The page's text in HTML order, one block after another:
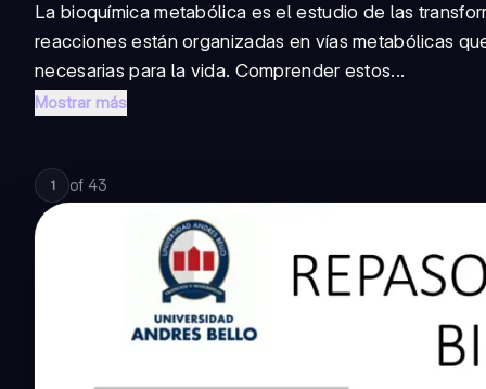
La bioquímica metabólica es el estudio de las
reacciones están organizadas en vías metabólicas
necesarias para la vida. Comprender estos...
Mostrar más
1 of 43